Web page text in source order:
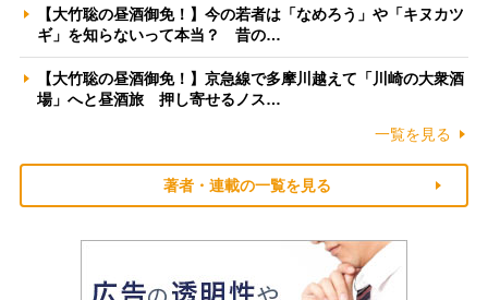
【大竹聡の昼酒御免！】今の若者は「なめろう」や「キヌカツ
ギ」を知らないって本当？ 昔の…
【大竹聡の昼酒御免！】京急線で多摩川越えて「川崎の大衆酒
場」へと昼酒旅 押し寄せるノス…
一覧を見る
著者・連載の一覧を見る